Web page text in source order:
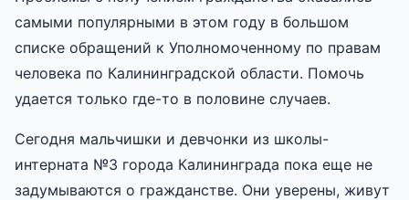
самыми популярными в этом году в большом
списке обращений к Уполномоченному по правам
человека по Калининградской области. Помочь
удается только где-то в половине случаев.
Сегодня мальчишки и девчонки из школы-
интерната №3 города Калининграда пока еще не
задумываются о гражданстве. Они уверены, живут